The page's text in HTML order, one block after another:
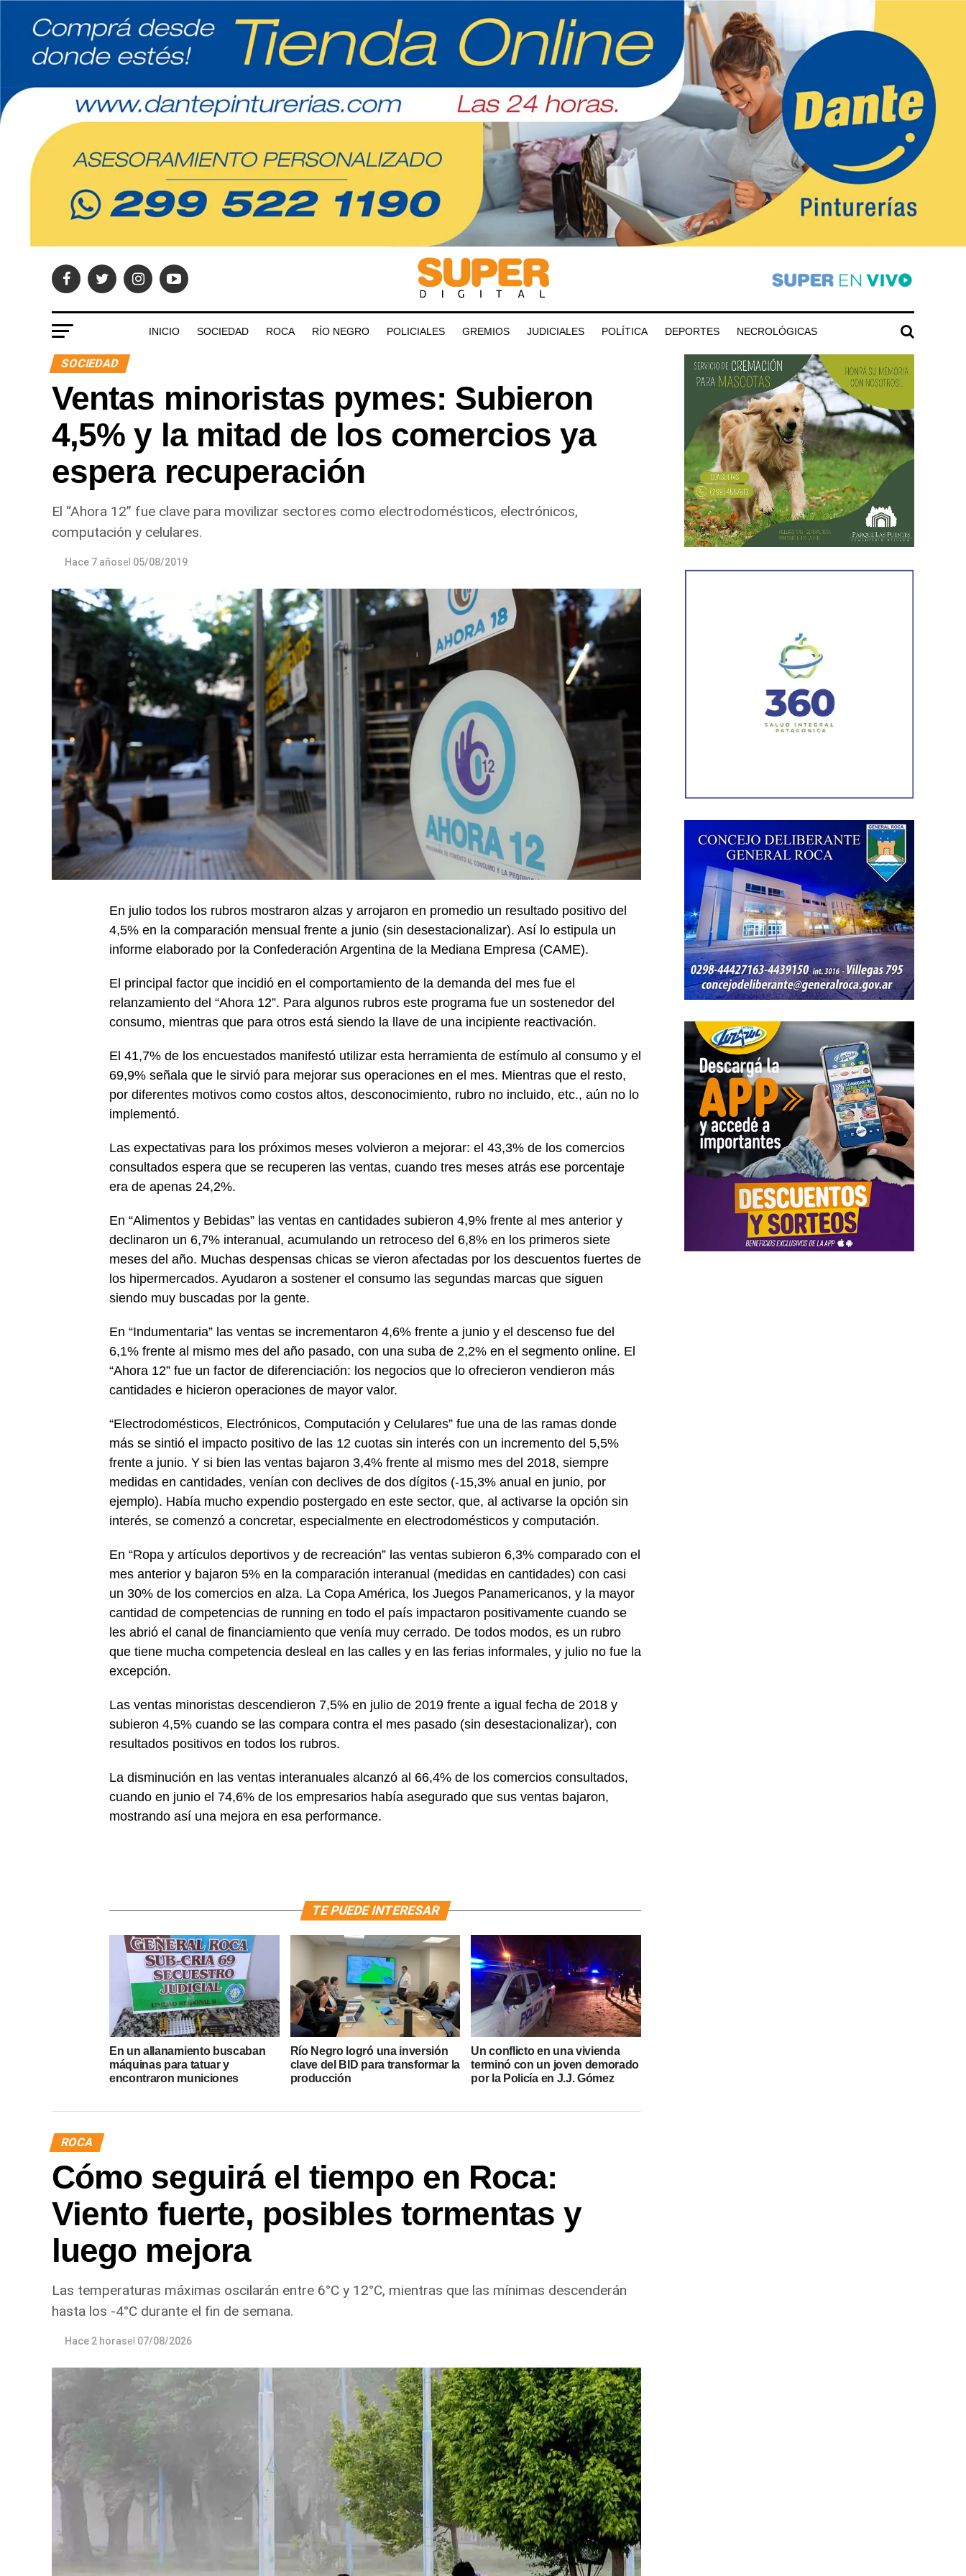
INICIO SOCIEDAD ROCA RÍO NEGRO POLICIALES GREMIOS JUDICIALES POLÍTICA DEPORTES NECROLÓGICAS
SOCIEDAD
Ventas minoristas pymes: Subieron
4,5% y la mitad de los comercios ya
espera recuperación
El “Ahora 12” fue clave para movilizar sectores como electrodomésticos, electrónicos,
computación y celulares.
Hace 7 añosel 05/08/2019
En julio todos los rubros mostraron alzas y arrojaron en promedio un resultado positivo del
4,5% en la comparación mensual frente a junio (sin desestacionalizar). Así lo estipula un
informe elaborado por la Confederación Argentina de la Mediana Empresa (CAME).
El principal factor que incidió en el comportamiento de la demanda del mes fue el
relanzamiento del “Ahora 12”. Para algunos rubros este programa fue un sostenedor del
consumo, mientras que para otros está siendo la llave de una incipiente reactivación.
El 41,7% de los encuestados manifestó utilizar esta herramienta de estímulo al consumo y el
69,9% señala que le sirvió para mejorar sus operaciones en el mes. Mientras que el resto,
por diferentes motivos como costos altos, desconocimiento, rubro no incluido, etc., aún no lo
implementó.
Las expectativas para los próximos meses volvieron a mejorar: el 43,3% de los comercios
consultados espera que se recuperen las ventas, cuando tres meses atrás ese porcentaje
era de apenas 24,2%.
En “Alimentos y Bebidas” las ventas en cantidades subieron 4,9% frente al mes anterior y
declinaron un 6,7% interanual, acumulando un retroceso del 6,8% en los primeros siete
meses del año. Muchas despensas chicas se vieron afectadas por los descuentos fuertes de
los hipermercados. Ayudaron a sostener el consumo las segundas marcas que siguen
siendo muy buscadas por la gente.
En “Indumentaria” las ventas se incrementaron 4,6% frente a junio y el descenso fue del
6,1% frente al mismo mes del año pasado, con una suba de 2,2% en el segmento online. El
“Ahora 12” fue un factor de diferenciación: los negocios que lo ofrecieron vendieron más
cantidades e hicieron operaciones de mayor valor.
“Electrodomésticos, Electrónicos, Computación y Celulares” fue una de las ramas donde
más se sintió el impacto positivo de las 12 cuotas sin interés con un incremento del 5,5%
frente a junio. Y si bien las ventas bajaron 3,4% frente al mismo mes del 2018, siempre
medidas en cantidades, venían con declives de dos dígitos (-15,3% anual en junio, por
ejemplo). Había mucho expendio postergado en este sector, que, al activarse la opción sin
interés, se comenzó a concretar, especialmente en electrodomésticos y computación.
En “Ropa y artículos deportivos y de recreación” las ventas subieron 6,3% comparado con el
mes anterior y bajaron 5% en la comparación interanual (medidas en cantidades) con casi
un 30% de los comercios en alza. La Copa América, los Juegos Panamericanos, y la mayor
cantidad de competencias de running en todo el país impactaron positivamente cuando se
les abrió el canal de financiamiento que venía muy cerrado. De todos modos, es un rubro
que tiene mucha competencia desleal en las calles y en las ferias informales, y julio no fue la
excepción.
Las ventas minoristas descendieron 7,5% en julio de 2019 frente a igual fecha de 2018 y
subieron 4,5% cuando se las compara contra el mes pasado (sin desestacionalizar), con
resultados positivos en todos los rubros.
La disminución en las ventas interanuales alcanzó al 66,4% de los comercios consultados,
cuando en junio el 74,6% de los empresarios había asegurado que sus ventas bajaron,
mostrando así una mejora en esa performance.
TE PUEDE INTERESAR
En un allanamiento buscaban
máquinas para tatuar y
encontraron municiones
Río Negro logró una inversión
clave del BID para transformar la
producción
Un conflicto en una vivienda
terminó con un joven demorado
por la Policía en J.J. Gómez
ROCA
Cómo seguirá el tiempo en Roca:
Viento fuerte, posibles tormentas y
luego mejora
Las temperaturas máximas oscilarán entre 6°C y 12°C, mientras que las mínimas descenderán
hasta los -4°C durante el fin de semana.
Hace 2 horasel 07/08/2026